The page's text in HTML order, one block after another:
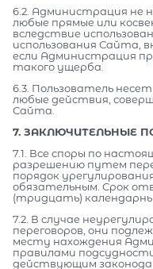
6.2. Администрация не
любые прямые или
вследствие
использования Сайта,
если Администрация
такого ущерба.
6.3. Пользователь
любые действия,
Сайта.
7. ЗАКЛЮЧИТЕЛЬНЫЕ
7.1. Все споры по
разрешению путем
порядок
обязательным. Срок
(тридцать)
7.2. В случае
переговоров, они
месту нахождения
правилами
действующим